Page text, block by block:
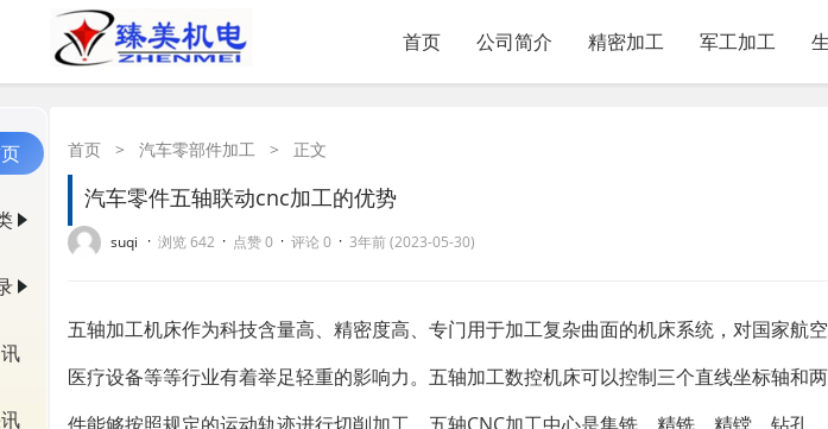
首页 公司简介 精密加工 军工加工
首页 > 汽车零部件加工 > 正文
汽车零件五轴联动cnc加工的优势
suqi · 浏览 642 · 点赞 0 · 评论 0 · 3年前 (2023-05-30)
五轴加工机床作为科技含量高、精密度高、专门用于加工复杂曲面的机床系统，对国家航
医疗设备等等行业有着举足轻重的影响力。五轴加工数控机床可以控制三个直线坐标轴和